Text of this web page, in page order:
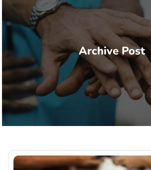
Archive Post